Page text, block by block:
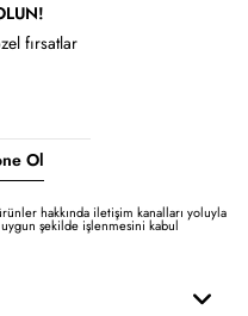
fırsatlar
Ol
hakkında iletişim kanalları yoluyla
uygun şekilde işlenmesini kabul